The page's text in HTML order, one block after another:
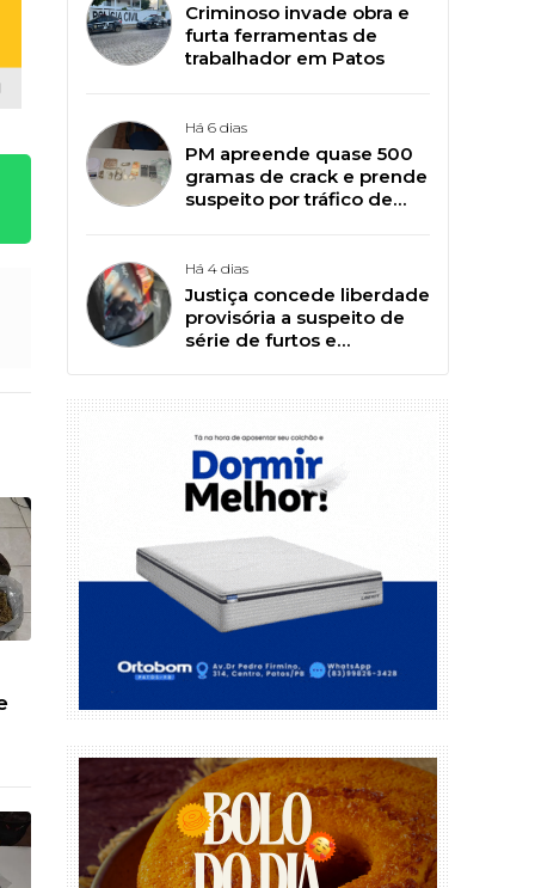
Criminoso invade obra e
furta ferramentas de
trabalhador em Patos
Há 6 dias
PM apreende quase 500
gramas de crack e prende
suspeito por tráfico de
Há 4 dias
Justiça concede liberdade
provisória a suspeito de
série de furtos e